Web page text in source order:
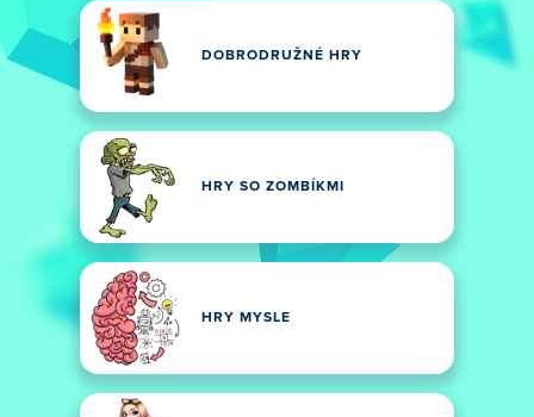
DOBRODRUŽNÉ HRY
HRY SO ZOMBÍKMI
HRY MYSLE